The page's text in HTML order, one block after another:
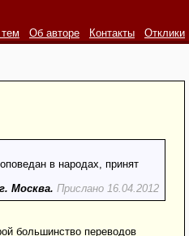
Об авторе Контакты Отклики
в народах, принят
Москва. Прислано 16.04.2012
большинство переводов